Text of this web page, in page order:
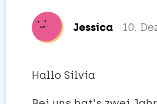
Jessica 10.
Hallo Silvia